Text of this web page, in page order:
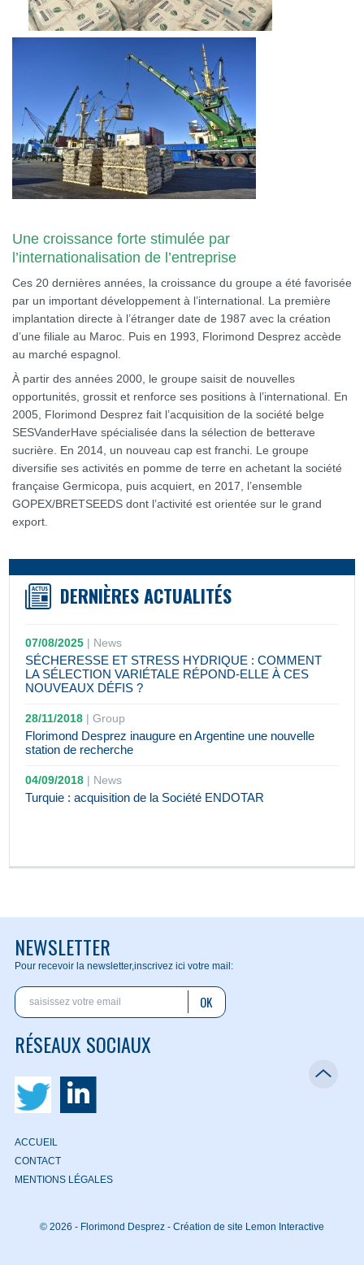
Une croissance forte stimulée par
l’internationalisation de l’entreprise
Ces 20 dernières années, la croissance du groupe a été favorisée
par un important développement à l’international. La première
implantation directe à l’étranger date de 1987 avec la création
d’une filiale au Maroc. Puis en 1993, Florimond Desprez accède
au marché espagnol.
À partir des années 2000, le groupe saisit de nouvelles
opportunités, grossit et renforce ses positions à l’international. En
2005, Florimond Desprez fait l’acquisition de la société belge
SESVanderHave spécialisée dans la sélection de betterave
sucrière. En 2014, un nouveau cap est franchi. Le groupe
diversifie ses activités en pomme de terre en achetant la société
française Germicopa, puis acquiert, en 2017, l’ensemble
GOPEX/BRETSEEDS dont l’activité est orientée sur le grand
export.
DERNIÈRES ACTUALITÉS
07/08/2025 | News
SÉCHERESSE ET STRESS HYDRIQUE : COMMENT
LA SÉLECTION VARIÉTALE RÉPOND-ELLE À CES
NOUVEAUX DÉFIS ?
28/11/2018 |Group
Florimond Desprez inaugure en Argentine une nouvelle
station de recherche
04/09/2018 | News
Turquie : acquisition de la Société ENDOTAR
NEWSLETTER
Pour recevoir la newsletter,inscrivez ici votre mail:
OK
RÉSEAUX SOCIAUX
ACCUEIL
CONTACT
MENTIONS LÉGALES
© 2026 - Florimond Desprez - Création de site Lemon Interactive